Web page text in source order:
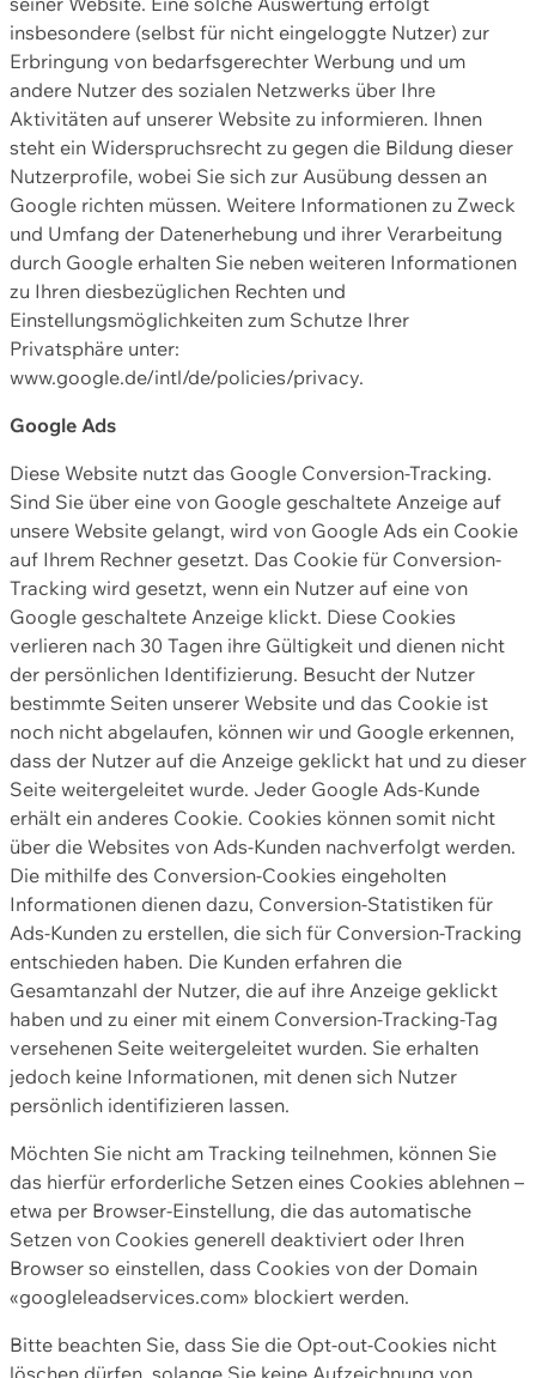
insbesondere (selbst für nicht eingeloggte Nutzer) zur
Erbringung von bedarfsgerechter Werbung und um
andere Nutzer des sozialen Netzwerks über Ihre
Aktivitäten auf unserer Website zu informieren. Ihnen
steht ein Widerspruchsrecht zu gegen die Bildung dieser
Nutzerprofile, wobei Sie sich zur Ausübung dessen an
Google richten müssen. Weitere Informationen zu Zweck
und Umfang der Datenerhebung und ihrer Verarbeitung
durch Google erhalten Sie neben weiteren Informationen
zu Ihren diesbezüglichen Rechten und
Einstellungsmöglichkeiten zum Schutze Ihrer
Privatsphäre unter:
www.google.de/intl/de/policies/privacy.
Google Ads
Diese Website nutzt das Google Conversion-Tracking.
Sind Sie über eine von Google geschaltete Anzeige auf
unsere Website gelangt, wird von Google Ads ein Cookie
auf Ihrem Rechner gesetzt. Das Cookie für Conversion-
Tracking wird gesetzt, wenn ein Nutzer auf eine von
Google geschaltete Anzeige klickt. Diese Cookies
verlieren nach 30 Tagen ihre Gültigkeit und dienen nicht
der persönlichen Identifizierung. Besucht der Nutzer
bestimmte Seiten unserer Website und das Cookie ist
noch nicht abgelaufen, können wir und Google erkennen,
dass der Nutzer auf die Anzeige geklickt hat und zu dieser
Seite weitergeleitet wurde. Jeder Google Ads-Kunde
erhält ein anderes Cookie. Cookies können somit nicht
über die Websites von Ads-Kunden nachverfolgt werden.
Die mithilfe des Conversion-Cookies eingeholten
Informationen dienen dazu, Conversion-Statistiken für
Ads-Kunden zu erstellen, die sich für Conversion-Tracking
entschieden haben. Die Kunden erfahren die
Gesamtanzahl der Nutzer, die auf ihre Anzeige geklickt
haben und zu einer mit einem Conversion-Tracking-Tag
versehenen Seite weitergeleitet wurden. Sie erhalten
jedoch keine Informationen, mit denen sich Nutzer
persönlich identifizieren lassen.
Möchten Sie nicht am Tracking teilnehmen, können Sie
das hierfür erforderliche Setzen eines Cookies ablehnen –
etwa per Browser-Einstellung, die das automatische
Setzen von Cookies generell deaktiviert oder Ihren
Browser so einstellen, dass Cookies von der Domain
«googleleadservices.com» blockiert werden.
Bitte beachten Sie, dass Sie die Opt-out-Cookies nicht